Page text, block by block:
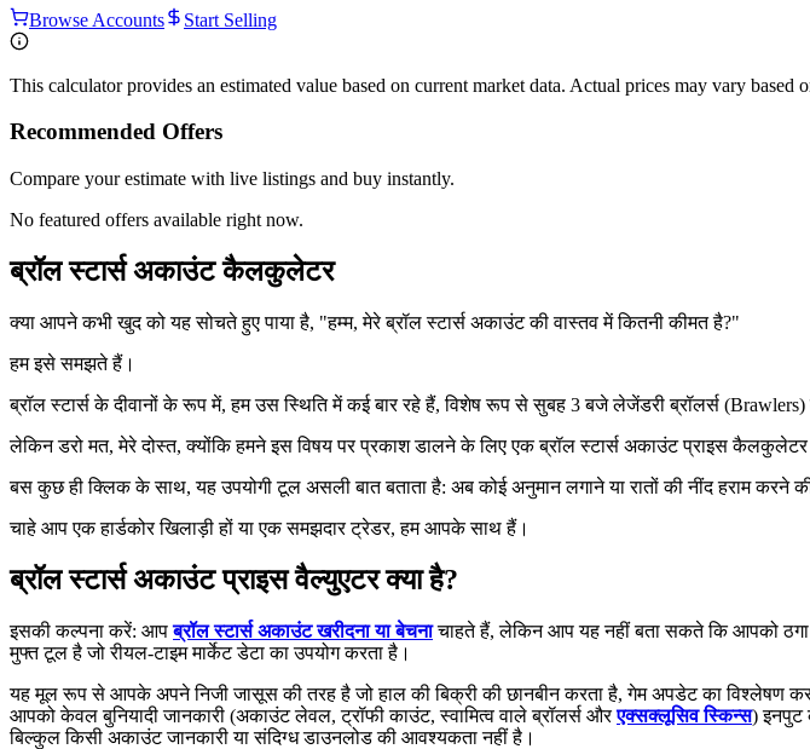
Browse Accounts Start Selling
This calculator provides an estimated value based on current market data. Actual prices may vary based
Recommended Offers
Compare your estimate with live listings and buy instantly.
No featured offers available right now.
ब्रॉल स्टार्स अकाउंट कैलकुलेटर
क्या आपने कभी खुद को यह सोचते हुए पाया है, "हम्म, मेरे ब्रॉल स्टार्स अकाउंट की वास्तव में कितनी कीमत है?"
हम इसे समझते हैं।
ब्रॉल स्टार्स के दीवानों के रूप में, हम उस स्थिति में कई बार रहे हैं, विशेष रूप से सुबह 3 बजे लेजेंडरी ब्रॉलर्स (Brawlers)
लेकिन डरो मत, मेरे दोस्त, क्योंकि हमने इस विषय पर प्रकाश डालने के लिए एक ब्रॉल स्टार्स अकाउंट प्राइस कैलकुलेटर
बस कुछ ही क्लिक के साथ, यह उपयोगी टूल असली बात बताता है: अब कोई अनुमान लगाने या रातों की नींद हराम करने
चाहे आप एक हार्डकोर खिलाड़ी हों या एक समझदार ट्रेडर, हम आपके साथ हैं।
ब्रॉल स्टार्स अकाउंट प्राइस वैल्युएटर क्या है?
इसकी कल्पना करें: आपब्रॉल स्टार्स अकाउंट खरीदना या बेचनाचाहते हैं, लेकिन आप यह नहीं बता सकते कि आपको ठगा
मुफ्त टूल है जो रीयल-टाइम मार्केट डेटा का उपयोग करता है।
यह मूल रूप से आपके अपने निजी जासूस की तरह है जो हाल की बिक्री की छानबीन करता है, गेम अपडेट का विश्लेषण
आपको केवल बुनियादी जानकारी (अकाउंट लेवल, ट्रॉफी काउंट, स्वामित्व वाले ब्रॉलर्स औरएक्सक्लूसिव स्किन्स) इनपुट
बिल्कुल किसी अकाउंट जानकारी या संदिग्ध डाउनलोड की आवश्यकता नहीं है।